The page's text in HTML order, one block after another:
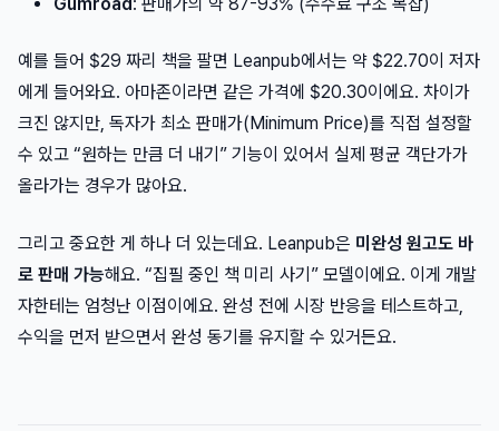
Gumroad : 판매가의 약 87-93% (수수료 구조 복잡)
예를 들어 $29 짜리 책을 팔면 Leanpub에서는 약 $22.70이 저자
에게 들어와요. 아마존이라면 같은 가격에 $20.30이에요. 차이가
크진 않지만, 독자가 최소 판매가(Minimum Price)를 직접 설정할
수 있고 “원하는 만큼 더 내기” 기능이 있어서 실제 평균 객단가가
올라가는 경우가 많아요.
그리고 중요한 게 하나 더 있는데요. Leanpub은 미완성 원고도 바
로 판매 가능해요. “집필 중인 책 미리 사기” 모델이에요. 이게 개발
자한테는 엄청난 이점이에요. 완성 전에 시장 반응을 테스트하고,
수익을 먼저 받으면서 완성 동기를 유지할 수 있거든요.